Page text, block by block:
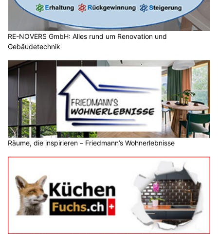
RE-NOVERS GmbH: Alles rund um Renovation und
Gebäudetechnik
Räume, die inspirieren – Friedmann’s Wohnerlebnisse